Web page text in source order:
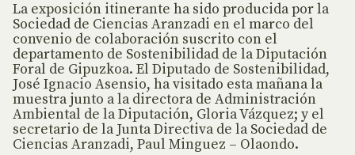
La exposición itinerante ha sido producida por la
Sociedad de Ciencias Aranzadi en el marco del
convenio de colaboración suscrito con el
departamento de Sostenibilidad de la Diputación
Foral de Gipuzkoa. ​​​​​El Diputado de Sostenibilidad,
José Ignacio Asensio, ha visitado esta mañana la
muestra junto a la directora de Administración
Ambiental de la Diputación, Gloria Vázquez; y el
secretario de la Junta Directiva de la Sociedad de
Ciencias Aranzadi, Paul Minguez – Olaondo.